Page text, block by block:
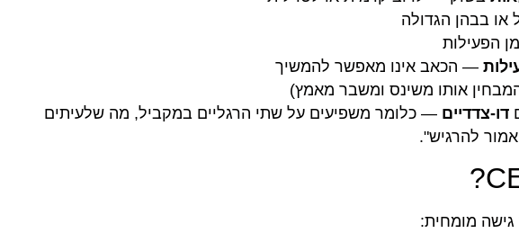
בבהן הגדולה
הפעילות
— הכאב אינו מאפשר להמשיך
אותו משינס ומשבר מאמץ)
דו-צדדיים — כלומר משפיעים על שתי הרגליים במקביל, מה שלעיתים
להרגיש".
גישה מומחית: